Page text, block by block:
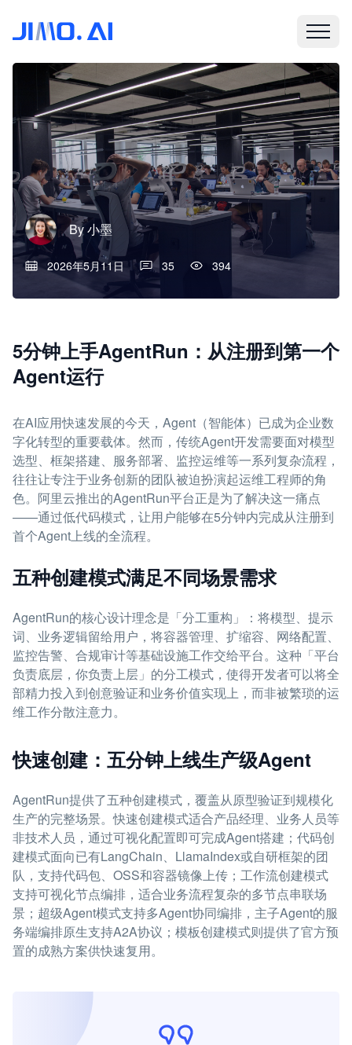
By小墨
2026年5月11日 35 394
5分钟上手AgentRun：从注册到第一个
Agent运行
在AI应用快速发展的今天，Agent（智能体）已成为企业数
字化转型的重要载体。然而，传统Agent开发需要面对模型
选型、框架搭建、服务部署、监控运维等一系列复杂流程，
往往让专注于业务创新的团队被迫扮演起运维工程师的角
色。阿里云推出的AgentRun平台正是为了解决这一痛点
——通过低代码模式，让用户能够在5分钟内完成从注册到
首个Agent上线的全流程。
五种创建模式满足不同场景需求
AgentRun的核心设计理念是「分工重构」：将模型、提示
词、业务逻辑留给用户，将容器管理、扩缩容、网络配置、
监控告警、合规审计等基础设施工作交给平台。这种「平台
负责底层，你负责上层」的分工模式，使得开发者可以将全
部精力投入到创意验证和业务价值实现上，而非被繁琐的运
维工作分散注意力。
快速创建：五分钟上线生产级Agent
AgentRun提供了五种创建模式，覆盖从原型验证到规模化
生产的完整场景。快速创建模式适合产品经理、业务人员等
非技术人员，通过可视化配置即可完成Agent搭建；代码创
建模式面向已有LangChain、LlamaIndex或自研框架的团
队，支持代码包、OSS和容器镜像上传；工作流创建模式
支持可视化节点编排，适合业务流程复杂的多节点串联场
景；超级Agent模式支持多Agent协同编排，主子Agent的服
务端编排原生支持A2A协议；模板创建模式则提供了官方预
置的成熟方案供快速复用。